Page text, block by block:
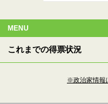
MENU
これまでの得票状況
※政治家情報